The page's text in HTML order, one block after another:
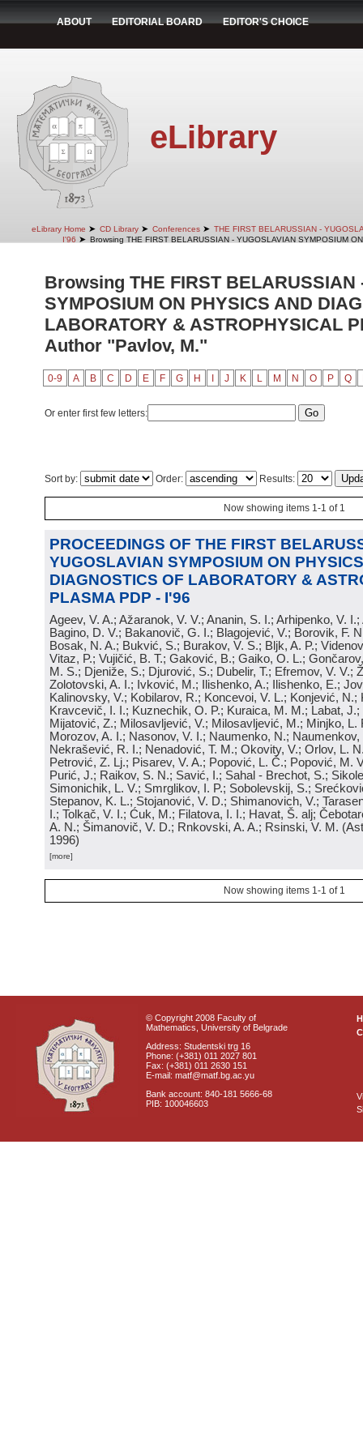
ABOUT EDITORIAL BOARD EDITOR'S CHOICE
eLibrary
eLibrary Home ➤ CD Library ➤ Conferences ➤ THE FIRST BELARUSSIAN -
I'96 ➤ Browsing THE FIRST BELARUSSIAN - YUGOSLAVIAN SYMPOSIUM
Browsing THE FIRST BELARUSSIAN
SYMPOSIUM ON PHYSICS AND
LABORATORY & ASTROPHYSICAL
Author "Pavlov, M."
0-9 A B C D E F G H J K L M N O P Q
Or enter first few letters:
Sort by: Order: Results:
Now showing items 1-1 of 1
PROCEEDINGS OF THE FIRST
YUGOSLAVIAN SYMPOSIUM ON
DIAGNOSTICS OF LABORATORY &
PLASMA PDP - I'96
Ageev, V. A.; Ažaranok, V. V.; Ananin, S. I.; Arhipenko, V.
Bagino, D. V.; Bakanovič, G. I.; Blagojević, V.; Borovik, F.
Bosak, N. A.; Bukvić, S.; Burakov, V. S.; Bljk, A. P.;
Vitaz, P.; Vujičić, B. T.; Gaković, B.; Gaiko, O. L.;
M. S.; Djeniže, S.; Djurović, S.; Dubelir, T.; Efremov, V. V.;
Zolotovski, A. I.; Ivković, M.; Ilishenko, A.; Ilishenko, E.;
Kalinovsky, V.; Kobilarov, R.; Koncevoi, V. L.; Konjević, N.;
Kravcevič, I. I.; Kuznechik, O. P.; Kuraica, M. M.; Labat,
Mijatović, Z.; Milosavljević, V.; Milosavljević, M.; Minjko, L.
Morozov, A. I.; Nasonov, V. I.; Naumenko, N.; Naumenkov,
Nekrašević, R. I.; Nenadović, T. M.; Okovity, V.; Orlov, L.
Petrović, Z. Lj.; Pisarev, V. A.; Popović, L. Č.; Popović, M.
Purić, J.; Raikov, S. N.; Savić, I.; Sahal - Brechot, S.;
Simonichik, L. V.; Smrglikov, I. P.; Sobolevskij, S.;
Stepanov, K. L.; Stojanović, V. D.; Shimanovich, V.;
I.; Tolkač, V. I.; Ćuk, M.; Filatova, I. I.; Havat, Š. alj;
A. N.; Šimanovič, V. D.; Rnkovski, A. A.; Rsinski, V. M. (
1996)
[more]
Now showing items 1-1 of 1
© Copyright 2008 Faculty of
Mathematics, University of Belgrade
Address: Studentski trg 16
Phone: (+381) 011 2027 801
Fax: (+381) 011 2630 151
E-mail: matf@matf.bg.ac.yu
Bank account: 840-181 5666-68
PIB: 100046603